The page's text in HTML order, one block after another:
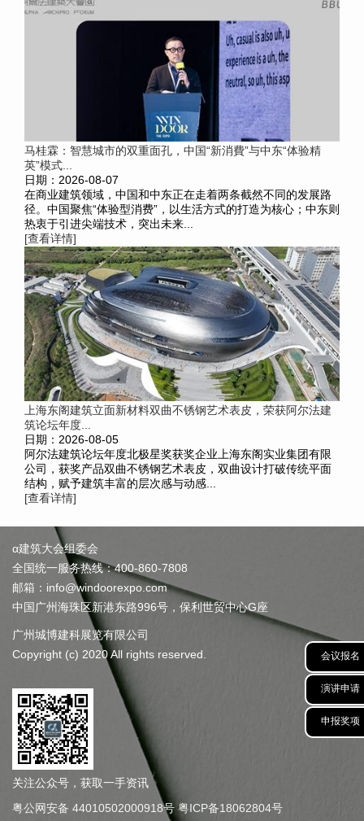
会议报名
演讲申请
申报奖项
马桂霖：智慧城市的双重面孔，中国“新消費”与中东“体验精
英”模式...
日期：2026-08-07
在商业建筑领域，中国和中东正在走着两条截然不同的发展路
径。中国聚焦“体验型消费”，以生活方式的打造为核心；中东则
热衷于引进尖端技术，突出未来...
[查看详情]
上海东阁建筑立面新材料双曲不锈钢艺术表皮，荣获阿尔法建
筑论坛年度...
日期：2026-08-05
阿尔法建筑论坛年度北极星奖获奖企业上海东阁实业集团有限
公司，获奖产品双曲不锈钢艺术表皮，双曲设计打破传统平面
结构，赋予建筑丰富的层次感与动感...
[查看详情]
α建筑大会组委会
全国统一服务热线：400-860-7808
邮箱：info@windoorexpo.com
中国广州海珠区新港东路996号，保利世贸中心G座
广州城博建科展览有限公司
Copyright (c) 2020 All rights reserved.
关注公众号，获取一手资讯
粤公网安备 44010502000918号 粤ICP备18062804号